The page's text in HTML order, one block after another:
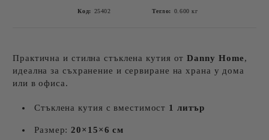
Код: 25402 Тегло: 0.600 кг
Практична и стилна стъклена кутия отDanny Home,
идеална за съхранение и сервиране на храна у дома
или в офиса.
Стъклена кутия с вместимост 1 литър
Размер: 20×15×6 см